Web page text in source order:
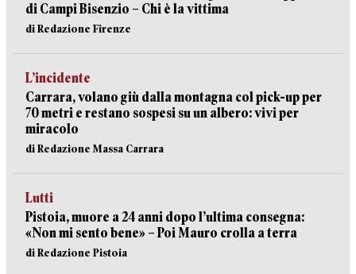
di Campi Bisenzio – Chi è la vittima
di Redazione Firenze
L’incidente
Carrara, volano giù dalla montagna col pick-up per
70 metri e restano sospesi su un albero: vivi per
miracolo
di Redazione Massa Carrara
Lutti
Pistoia, muore a 24 anni dopo l’ultima consegna:
«Non mi sento bene» – Poi Mauro crolla a terra
di Redazione Pistoia